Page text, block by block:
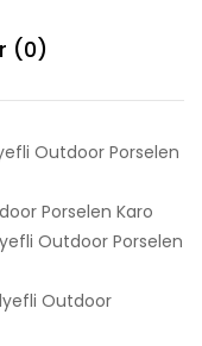
(0)
Outdoor Porselen
Porselen Karo
Outdoor Porselen
Outdoor